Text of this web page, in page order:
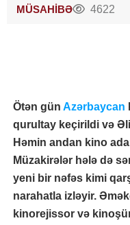
MÜSAHİBƏ 4622
Ötən gün Azərbaycan
qurultay keçirildi və
Həmin andan kino
Müzakirələr hələ də
yeni bir nəfəs kimi
narahatla izləyir.
kinorejissor və